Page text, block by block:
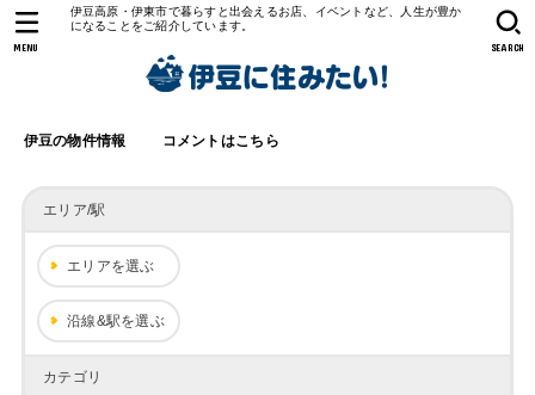
伊豆高原・伊東市で暮らすと出会えるお店、イベントなど、人生が豊か
になることをご紹介しています。
伊豆の物件情報 コメントはこちら
SEARCH
MENU
エリア/駅
エリアを選ぶ
沿線&駅を選ぶ
カテゴリ